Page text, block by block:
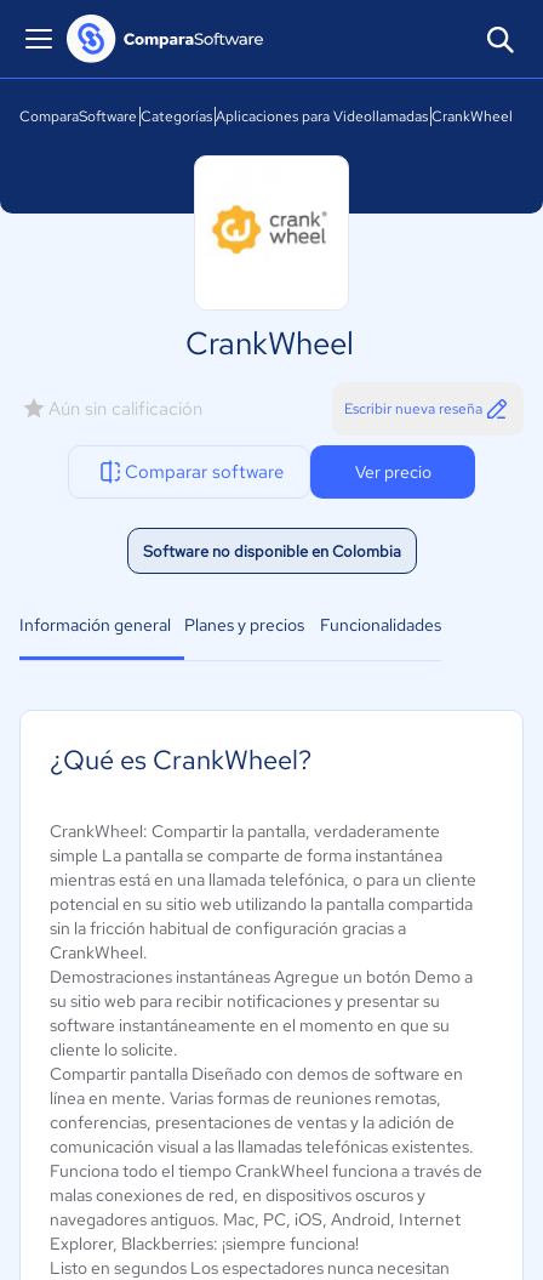
ComparaSoftware CategoríasAplicaciones para VideollamadasCrankWheel
CrankWheel
Aún sin calificación Escribir nueva reseña
Comparar software Ver precio
Software no disponible en Colombia
Información general Planes y precios Funcionalidades
¿Qué es CrankWheel?
CrankWheel: Compartir la pantalla, verdaderamente
simple La pantalla se comparte de forma instantánea
mientras está en una llamada telefónica, o para un cliente
potencial en su sitio web utilizando la pantalla compartida
sin la fricción habitual de configuración gracias a
CrankWheel.
Demostraciones instantáneas Agregue un botón Demo a
su sitio web para recibir notificaciones y presentar su
software instantáneamente en el momento en que su
cliente lo solicite.
Compartir pantalla Diseñado con demos de software en
línea en mente. Varias formas de reuniones remotas,
conferencias, presentaciones de ventas y la adición de
comunicación visual a las llamadas telefónicas existentes.
Funciona todo el tiempo CrankWheel funciona a través de
malas conexiones de red, en dispositivos oscuros y
navegadores antiguos. Mac, PC, iOS, Android, Internet
Explorer, Blackberries: ¡siempre funciona!
Listo en segundos Los espectadores nunca necesitan